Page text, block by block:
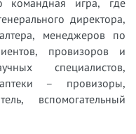
командная игра, где
директора,
менеджеров по
провизоров и
специалистов,
– провизоры,
вспомогательный